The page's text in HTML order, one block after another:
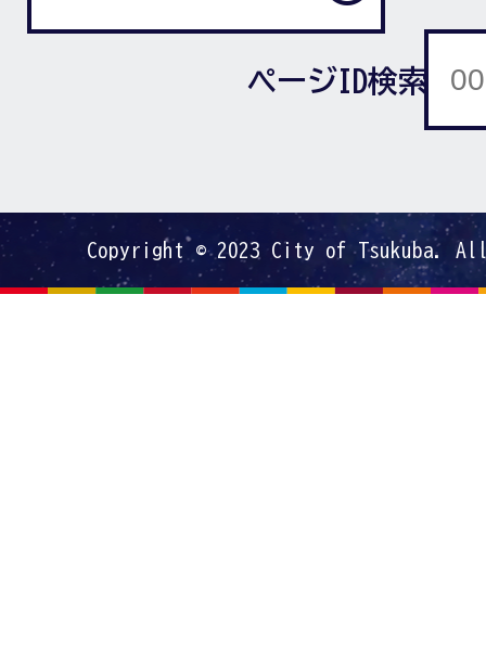
ページID検索
Copyright © 2023 City of Tsukuba.